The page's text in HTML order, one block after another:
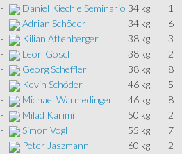
-
Daniel Kiechle Seminario 34 kg 1
-
Adrian Schöder 34 kg 6
-
Kilian Attenberger 38 kg 3
-
Leon Göschl 38 kg 2
-
Georg Scheffler 38 kg 8
-
Kevin Schöder 46 kg 5
-
Michael Warmedinger 46 kg 8
-
Milad Karimi 50 kg 2
-
Simon Vogl 55 kg 7
-
Peter Jaszmann 60 kg 2